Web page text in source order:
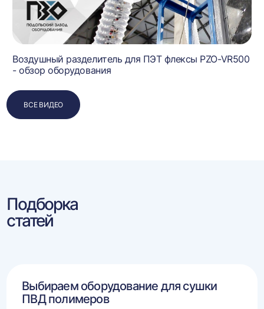
Воздушный разделитель для ПЭТ флексы PZO-VR500
- обзор оборудования
ВСЕ ВИДЕО
Подборка
статей
Выбираем оборудование для сушки
ПВД полимеров